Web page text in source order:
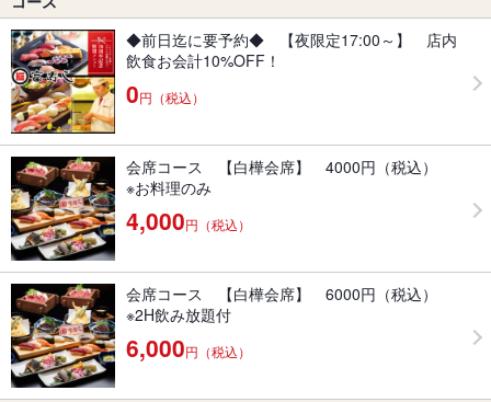
◆前日迄に要予約◆ 【夜限定17:00～】 店内
飲食お会計10%OFF！
0円（税込）
会席コース 【白樺会席】 4000円（税込）
※お料理のみ
4,000円（税込）
会席コース 【白樺会席】 6000円（税込）
※2H飲み放題付
6,000円（税込）